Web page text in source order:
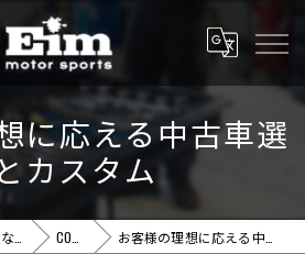
に応える中古車選
カスタム
COLUMN お客様の理想に応える中古車選びとカスタム